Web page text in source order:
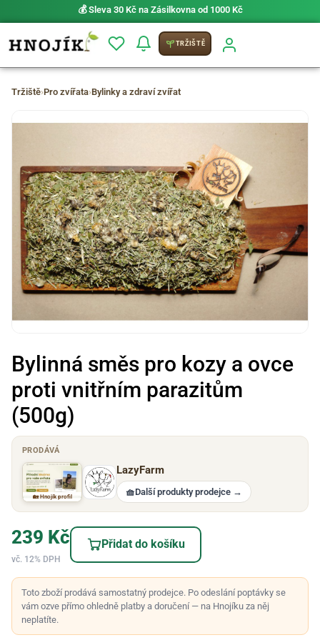
💰 Sleva 30 Kč na Zásilkovna od 1000 Kč
TRŽIŠTĚ
Tržiště›Pro zvířata›Bylinky a zdraví zvířat
Bylinná směs pro kozy a ovce
proti vnitřním parazitům
(500g)
PRODÁVÁ
🏡 Hnojík profil
LazyFarm
🧺Další produkty prodejce →
239 Kč
vč. 12% DPH
Přidat do košíku
Toto zboží prodává samostatný prodejce. Po odeslání poptávky se
vám ozve přímo ohledně platby a doručení — na Hnojíku za něj
neplatíte.